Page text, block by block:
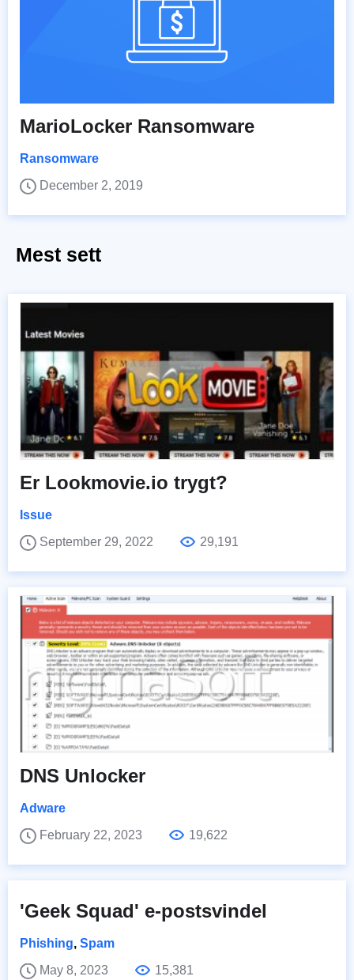
MarioLocker Ransomware
Ransomware
December 2, 2019
Mest sett
Er Lookmovie.io trygt?
Issue
September 29, 2022
29,191
DNS Unlocker
Adware
February 22, 2023
19,622
'Geek Squad' e-postsvindel
Phishing, Spam
May 8, 2023
15,381